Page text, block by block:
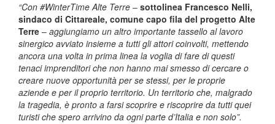
“Con #WinterTime Alte Terre – sottolinea Francesco Nelli,
sindaco di Cittareale, comune capo fila del progetto Alte
Terre – aggiungiamo un altro importante tassello al lavoro
sinergico avviato insieme a tutti gli attori coinvolti, mettendo
ancora una volta in prima linea la voglia di fare di questi
tenaci imprenditori che non hanno mai smesso di cercare o
creare nuove opportunità per se stessi, per le proprie
aziende e per il proprio territorio. Un territorio che, malgrado
la tragedia, è pronto a farsi scoprire e riscoprire da tutti quei
turisti che spero arrivino da ogni parte d’Italia e non solo”.